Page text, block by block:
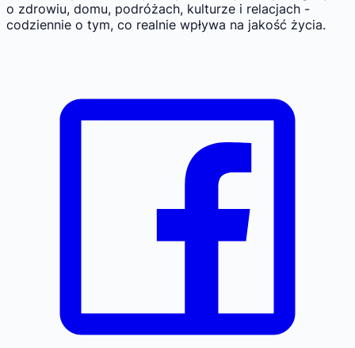
o zdrowiu, domu, podróżach, kulturze i relacjach -
codziennie o tym, co realnie wpływa na jakość życia.